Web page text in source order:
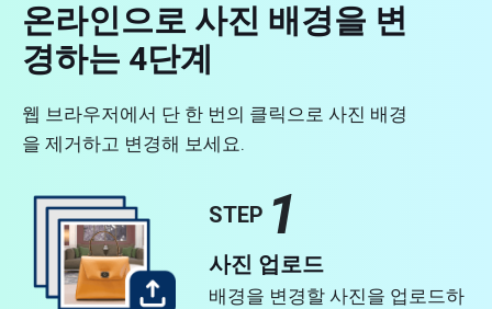
온라인으로 사진 배경을 변
경하는 4단계
웹 브라우저에서 단 한 번의 클릭으로 사진 배경
을 제거하고 변경해 보세요.
STEP 1
사진 업로드
배경을 변경할 사진을 업로드하